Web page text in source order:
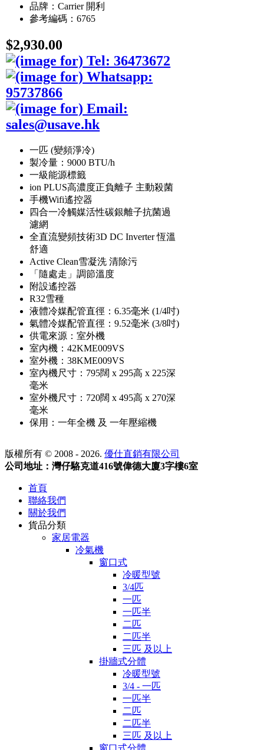
品牌：Carrier 開利
參考編碼：6765
$2,930.00
一匹 (變頻淨冷)
製冷量：9000 BTU/h
一級能源標籤
ion PLUS高濃度正負離子 主動殺菌
手機Wifi遙控器
四合一冷觸媒活性碳銀離子抗菌過
濾網
全直流變頻技術3D DC Inverter 恆溫
舒適
Active Clean雪凝洗 清除污
「隨處走」調節溫度
附設遙控器
R32雪種
液體冷媒配管直徑：6.35毫米 (1/4吋)
氣體冷媒配管直徑：9.52毫米 (3/8吋)
供電來源：室外機
室內機：42KME009VS
室外機：38KME009VS
室內機尺寸：795闊 x 295高 x 225深
毫米
室外機尺寸：720闊 x 495高 x 270深
毫米
保用：一年全機 及 一年壓縮機
版權所有 © 2008 - 2026. 優仕直銷有限公司
公司地址：灣仔駱克道416號偉德大廈3字樓6室
首頁
聯絡我們
關於我們
貨品分類
家居電器
冷氣機
窗口式
冷暖型號
3/4匹
一匹
一匹半
二匹
二匹半
三匹 及以上
掛牆式分體
冷暖型號
3/4 - 一匹
一匹半
二匹
二匹半
三匹 及以上
窗口式分體